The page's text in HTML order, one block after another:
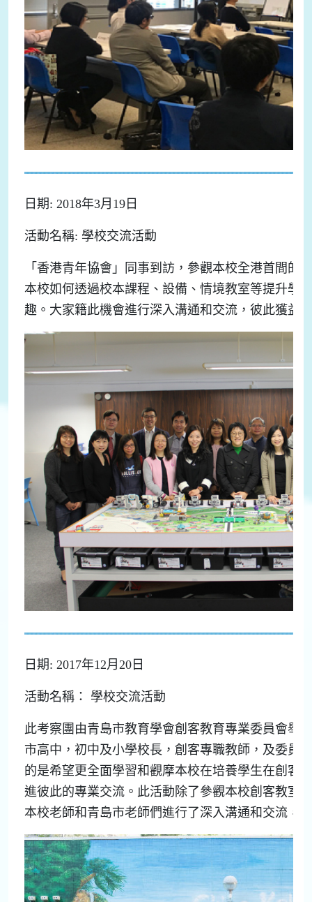
日期: 2018年3月19日
活動名稱: 學校交流活動
「香港青年協會」同事到訪，參觀本校全港首間的
本校如何透過校本課程、設備、情境教室等提升學
趣。大家籍此機會進行深入溝通和交流，彼此獲益
日期: 2017年12月20日
活動名稱： 學校交流活動
此考察團由青島市教育學會創客教育專業委員會舉
市高中，初中及小學校長，創客專職教師，及委員
的是希望更全面學習和觀摩本校在培養學生在創客
進彼此的專業交流。此活動除了參觀本校創客教室
本校老師和青島市老師們進行了深入溝通和交流，